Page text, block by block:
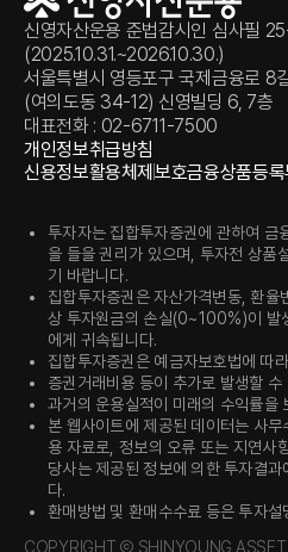
신영자산운용 준법감시인 심사필
(2025.10.31.~2026.10.30.)
서울특별시 영등포구 국제금융로 8
(여의도동 34-12) 신영빌딩 6, 7층
대표전화 : 02-6711-7500
개인정보취급방침
신용정보활용체제보호금융상품등록
투자자는 집합투자증권에 관하여 금
을 들을 권리가 있으며, 투자전 상품
기 바랍니다.
집합투자증권은 자산가격변동, 환
상 투자원금의 손실(0~100%)이 발
에게 귀속됩니다.
집합투자증권은 예금자보호법에 따
증권거래비용 등이 추가로 발생할 수
과거의 운용실적이 미래의 수익률을
본 웹사이트에 제공된 데이터는 사
용 자료로, 정보의 오류 또는 지연사
당사는 제공된 정보에 의한 투자결
다.
환매방법 및 환매수수료 등은 투자
COPYRIGHT Ⓒ SHINYOUNG